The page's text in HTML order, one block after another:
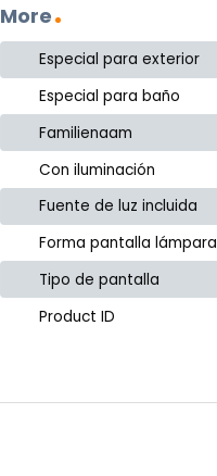
More
Especial para exterior
Especial para baño
Familienaam
Con iluminación
Fuente de luz incluida
Forma pantalla lámpara
Tipo de pantalla
Product ID